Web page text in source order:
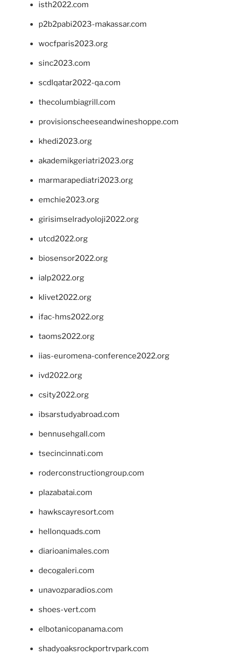
isth2022.com
p2b2pabi2023-makassar.com
wocfparis2023.org
sinc2023.com
scdlqatar2022-qa.com
thecolumbiagrill.com
provisionscheeseandwineshoppe.com
khedi2023.org
akademikgeriatri2023.org
marmarapediatri2023.org
emchie2023.org
girisimselradyoloji2022.org
utcd2022.org
biosensor2022.org
ialp2022.org
klivet2022.org
ifac-hms2022.org
taoms2022.org
iias-euromena-conference2022.org
ivd2022.org
csity2022.org
ibsarstudyabroad.com
bennusehgall.com
tsecincinnati.com
roderconstructiongroup.com
plazabatai.com
hawkscayresort.com
hellonquads.com
diarioanimales.com
decogaleri.com
unavozparadios.com
shoes-vert.com
elbotanicopanama.com
shadyoaksrockportrvpark.com